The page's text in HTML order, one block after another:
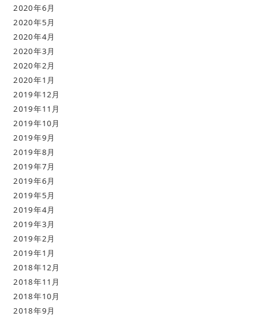
2020年6月
2020年5月
2020年4月
2020年3月
2020年2月
2020年1月
2019年12月
2019年11月
2019年10月
2019年9月
2019年8月
2019年7月
2019年6月
2019年5月
2019年4月
2019年3月
2019年2月
2019年1月
2018年12月
2018年11月
2018年10月
2018年9月